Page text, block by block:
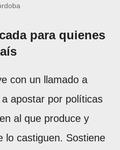
para quienes
con un llamado a
apostar por políticas
al que produce y
lo castiguen. Sostiene